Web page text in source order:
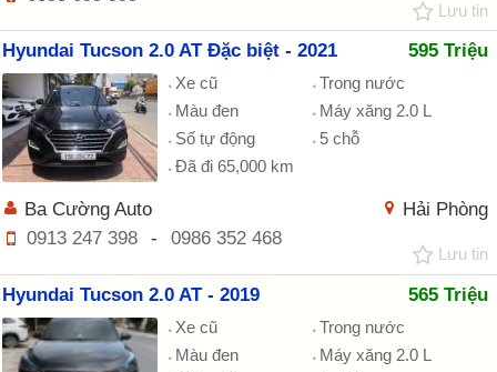
Lưu tin
Hyundai Tucson 2.0 AT Đặc biệt - 2021 595 Triệu
Xe cũ
Trong nước
Màu đen
Máy xăng 2.0 L
Số tự động
5 chỗ
Đã đi 65,000 km
Hải Phòng
Ba Cường Auto
0913 247 398
- 0986 352 468
Lưu tin
Hyundai Tucson 2.0 AT - 2019 565 Triệu
Xe cũ
Trong nước
Màu đen
Máy xăng 2.0 L